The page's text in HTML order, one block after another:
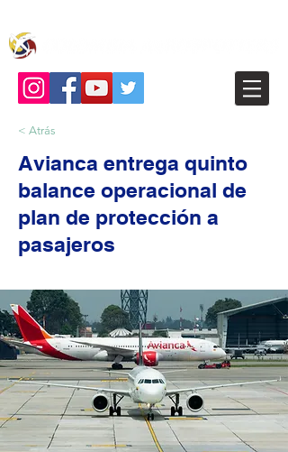
< Atrás
Avianca entrega quinto
balance operacional de
plan de protección a
pasajeros